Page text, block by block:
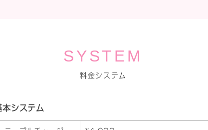
SYSTEM
料金システム
本システム